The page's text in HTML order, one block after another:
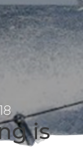
is